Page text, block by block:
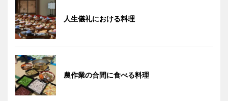
人生儀礼における料理
農作業の合間に食べる料理